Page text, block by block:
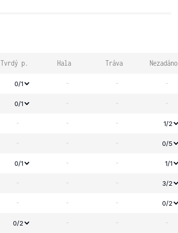
Tvrdý p. Hala Tráva Nezadáno
0/1 - - -
0/1 - - -
- - - 1/2
- - - 0/5
0/1 - - 1/1
- - - 3/2
- - - 0/2
0/2 - - -